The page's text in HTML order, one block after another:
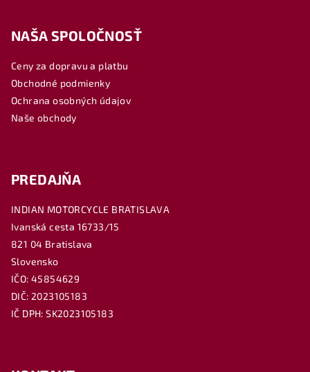
NAŠA SPOLOČNOSŤ
Ceny za dopravu a platbu
Obchodné podmienky
Ochrana osobných údajov
Naše obchody
PREDAJŇA
INDIAN MOTORCYCLE BRATISLAVA
Ivanská cesta 16733/15
821 04 Bratislava
Slovensko
IČO: 45854629
DIČ: 2023105183
IČ DPH: SK2023105183